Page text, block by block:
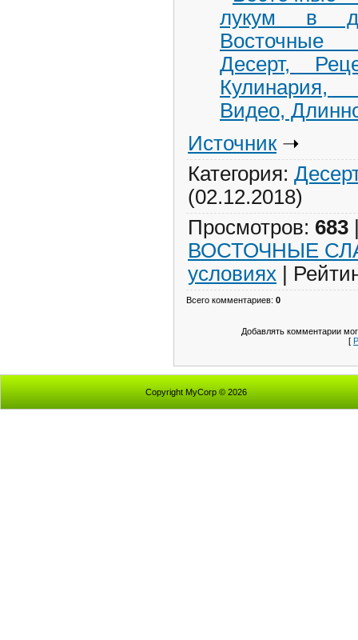
Источник➝
Категория:
(02.12.2018)
Просмотров: 683
ВОСТОЧНЫЕ
условиях |
Всего комментариев: 0
Добавлять комментарии
[
Copyright MyCorp © 2026